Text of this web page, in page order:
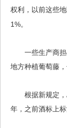
权利，以前这些
1%。
一些生产商担
地方种植葡萄藤
根据新规定，
年，之前酒标上